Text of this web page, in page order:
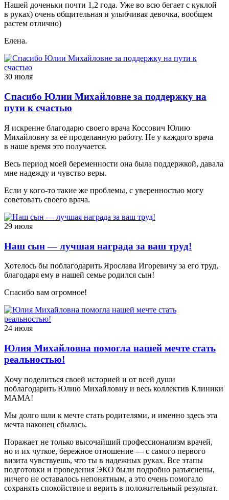
Нашей доченьки почти 1,2 года. Уже во всю бегает с куклой
в руках) очень общительная и улыбчивая девочка, вообщем
растем отлично)
Елена.
30 июля
Спасибо Юлии Михайловне за поддержку на
пути к счастью
Я искренне благодарю своего врача Коссович Юлию
Михайловну за её проделанную работу. Не у каждого врача
в наше время это получается.
Весь период моей беременности она была поддержкой, давала
мне надежду и чувство веры.
Если у кого-то такие же проблемы, с уверенностью могу
советовать своего врача.
29 июля
Наш сын — лучшая награда за ваш труд!
Хотелось бы поблагодарить Ярослава Игоревичу за его труд,
благодаря ему в нашей семье родился сын!
Спасибо вам огромное!
24 июля
Юлия Михайловна помогла нашей мечте стать
реальностью!
Хочу поделиться своей историей и от всей души
поблагодарить Юлию Михайловну и весь коллектив Клиники
МАМА!
Мы долго шли к мечте стать родителями, и именно здесь эта
мечта наконец сбылась.
Поражает не только высочайший профессионализм врачей,
но и их чуткое, бережное отношение — с самого первого
визита чувствуешь, что ты в надежных руках. Все этапы
подготовки и проведения ЭКО были подробно разъяснены,
ничего не оставалось непонятным, а это очень помогало
сохранять спокойствие и верить в положительный результат.